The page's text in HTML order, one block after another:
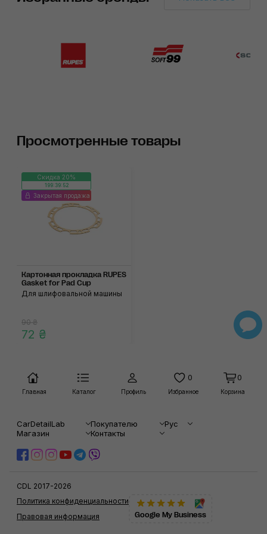
Просмотренные товары
Скидка 20%
199:39:51
Закрытая продажа
Картонная прокладка RUPES
Gasket for Pad Cup
Для шлифовальной машины
90 ₴
72 ₴
Главная Каталог Профиль
0
Избранное
0
Корзина
CarDetailLab Покупателю
Рус
Магазин
Контакты
CDL 2017-2026
Правовая информация
Политика конфиденциальности
Google My Business